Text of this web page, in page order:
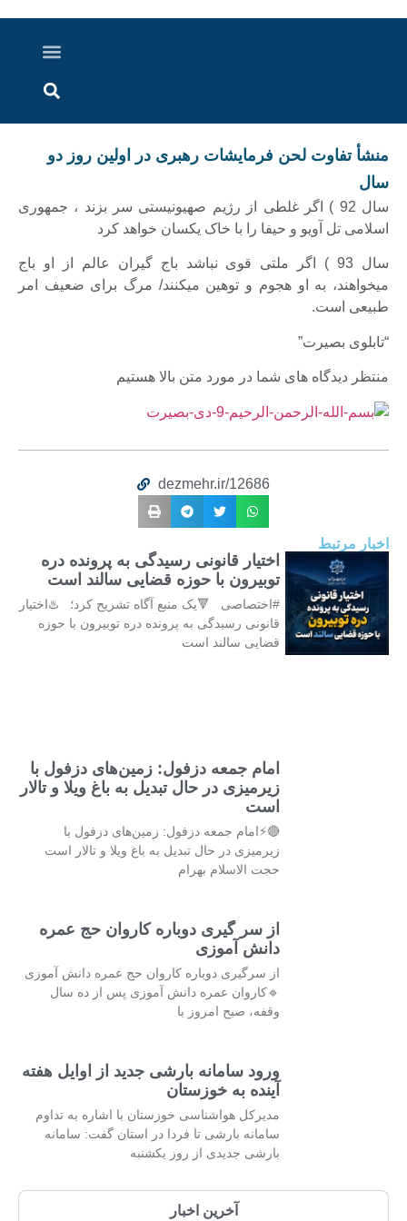
منشأ تفاوت لحن فرمایشات رهبری در اولین روز دو
سال
سال 92 ) اگر غلطی از رژیم صهیونیستی سر بزند ، جمهوری
اسلامی تل آویو و حیفا را با خاک یکسان خواهد کرد
سال 93 ) اگر ملتی قوی نباشد باج گیران عالم از او باج
میخواهند، به او هجوم و توهین میکنند/ مرگ برای ضعیف امر
طبیعی است.
“تابلوی بصیرت”
منتظر دیدگاه های شما در مورد متن بالا هستیم
dezmehr.ir/12686
اخبار مرتبط
اختیار قانونی رسیدگی به پرونده دره
توبیرون با حوزه قضایی سالند است
#اختصاصی 🔻یک منبع آگاه تشریح کرد؛ ♨️اختیار
قانونی رسیدگی به پرونده دره توبیرون با حوزه
قضایی سالند است
امام جمعه دزفول: زمین‌های دزفول با
زیرمیزی در حال تبدیل به باغ ویلا و تالار
است
🔴⚡امام جمعه دزفول: زمین‌های دزفول با
زیرمیزی در حال تبدیل به باغ ویلا و تالار است
حجت الاسلام بهرام
از سر گیری دوباره کاروان حج عمره
دانش آموزی
از سرگیری دوباره کاروان حج عمره دانش آموزی
🔹کاروان عمره دانش آموزی پس از ده سال
وقفه، صبح امروز با
ورود سامانه بارشی جدید از اوایل هفته
آینده به خوزستان
مدیرکل هواشناسی خوزستان با اشاره به تداوم
سامانه بارشی تا فردا در استان گفت: سامانه
بارشی جدیدی از روز یکشنبه
آخرین اخبار